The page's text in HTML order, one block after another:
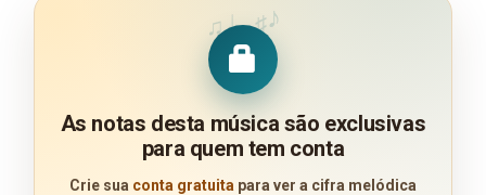
♫♩♯♪
As notas desta música são exclusivas
para quem tem conta
Crie sua conta gratuita para ver a cifra melódica